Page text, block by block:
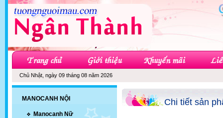
Chủ Nhật, ngày 09 tháng 08 năm 2026
MANOCANH NỘI
Manocanh Nữ
Chi tiết sản